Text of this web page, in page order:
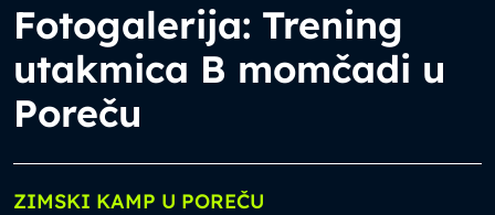
Fotogalerija: Trening
utakmica B momčadi u
Poreču
ZIMSKI KAMP U POREČU